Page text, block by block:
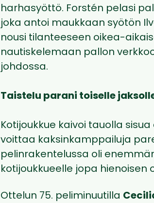
harhasyöttö. Forstén pelasi
joka antoi maukkaan syötön
nousi tilanteeseen oikea-
nautiskelemaan pallon
johdossa.
Taistelu parani toiselle
Kotijoukkue kaivoi tauolla
voittaa kaksinkamppailuja
pelinrakentelussa oli
kotijoukkueelle jopa
Ottelun 75. peliminuutilla